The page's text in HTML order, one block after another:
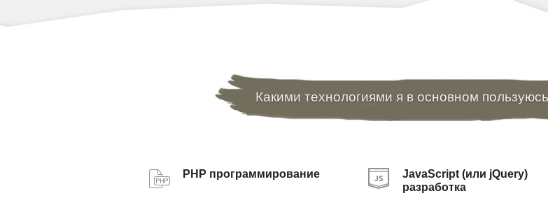
Какими технологиями я в основном
PHP программирование
JavaScript (или jQuery)
разработка